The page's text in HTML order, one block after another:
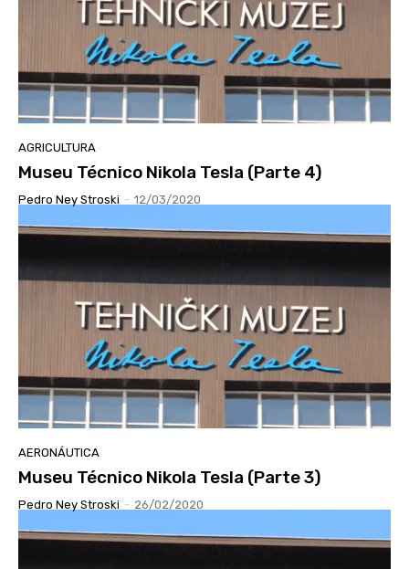
AGRICULTURA
Museu Técnico Nikola Tesla (Parte 4)
Pedro Ney Stroski - 12/03/2020
AERONÁUTICA
Museu Técnico Nikola Tesla (Parte 3)
Pedro Ney Stroski - 26/02/2020